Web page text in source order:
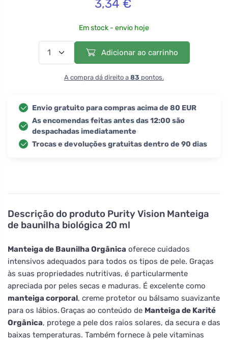
Descrição do produto Purity Vision Manteiga
de baunilha biológica 20 ml
Manteiga de Baunilha Orgânica oferece cuidados
intensivos adequados para todos os tipos de pele. Graças
às suas propriedades nutritivas, é particularmente
apreciada por peles secas e maduras. É excelente como
manteiga corporal, creme protetor ou bálsamo suavizante
para os lábios. Graças ao conteúdo de Manteiga de Karité
Orgânica, protege a pele dos raios solares, da secura e das
baixas temperaturas. Também fornece à pele vitaminas
3,34 €
Em stock - envio hoje
Adicionar ao carrinho
A compra dá direito a 83 pontos.
Envio gratuito para compras acima de 80 EUR
As encomendas feitas antes das 12:00 são
despachadas imediatamente
Trocas e devoluções gratuitas dentro de 90 dias